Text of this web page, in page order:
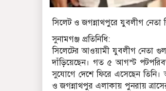
সিলেট ও জগন্নাথপুরে যুবলীগ নেতা
সুনামগঞ্জ প্রতিনিধি:
সিলেটের আওয়ামী যুবলীগ নেতা
দাঁড়িয়েছেন। গত ৫ আগস্ট
সুযোগে দেশে ফিরে এসেছেন তিনি।
ও জগন্নাথপুর এলাকায় পুনরায়